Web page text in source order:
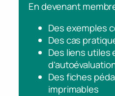
En devenant
Des exemples
Des cas
Des liens utiles
Des fiches
imprimables